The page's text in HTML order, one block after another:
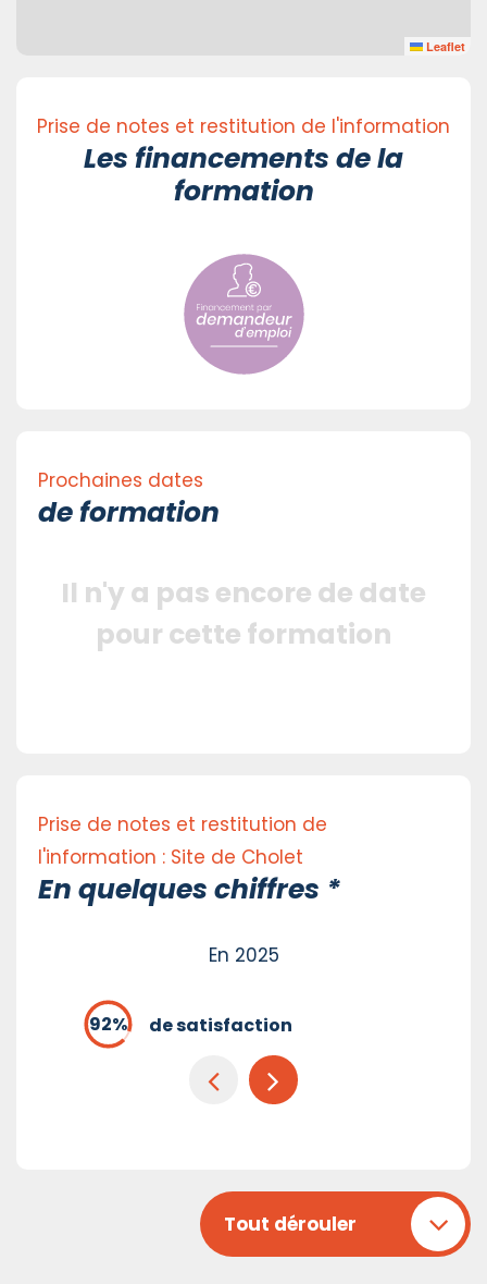
Leaflet
Prise de notes et restitution de l'information
Les financements de la
formation
Prochaines dates
de formation
Il n'y a pas encore de date
pour cette formation
Prise de notes et restitution de
l'information : Site de Cholet
En quelques chiffres *
En 2025
de satisfaction
Tout dérouler